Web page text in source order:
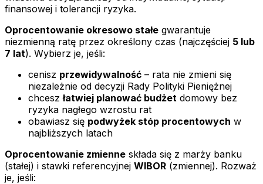
finansowej i tolerancji ryzyka.
Oprocentowanie okresowo stałe gwarantuje
niezmienną ratę przez określony czas (najczęściej 5 lub
7 lat). Wybierz je, jeśli:
cenisz przewidywalność – rata nie zmieni się
niezależnie od decyzji Rady Polityki Pieniężnej
chceszłatwiej planować budżet domowy bez
ryzyka nagłego wzrostu rat
obawiasz się podwyżek stóp procentowych w
najbliższych latach
Oprocentowanie zmienne składa się z marży banku
(stałej) i stawki referencyjnej WIBOR (zmiennej). Rozważ
je, jeśli: